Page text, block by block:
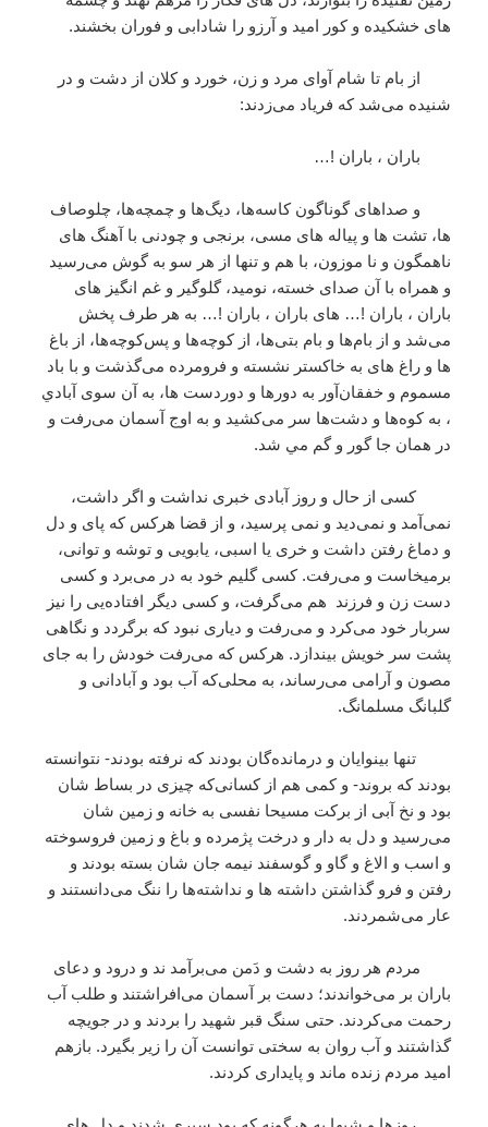
های خشكيده و كور اميد و آرزو را شادابی و فوران بخشند.
از بام تا شام آوای مرد و زن، خورد و كلان از دشت و در
شنيده می‌شد كه فرياد می‌زدند:
باران ، باران !…
و صداهای گوناگون كاسه‌ها، ديگ‌ها و چمچه‌ها، چلوصاف
ها، تشت ها و پياله های مسی، برنجی و چودنی با آهنگ های
ناهمگون و نا موزون، با هم و تنها از هر سو به گوش می‌رسيد
و همراه با آن صدای خسته، نوميد، گلوگير و غم انگيز های
باران ، باران !… های باران ، باران !… به هر طرف پخش
می‌شد و از بام‌ها و بام بتی‌ها، از كوچه‌ها و پس‌كوچه‌ها، از باغ
ها و راغ های به خاكستر نشسته و فرومرده می‌گذشت و با باد
مسموم و خفقان‌آور به دورها و دوردست ها، به آن سوی آبادي
، به كوه‌ها و دشت‌ها سر می‌كشيد و به اوج آسمان می‌رفت و
در همان جا گور و گم مي شد.
كسی از حال و روز آبادی خبری نداشت و اگر داشت،
نمی‌آمد و نمی‌ديد و نمی پرسيد، و از قضا هركس كه پای و دل
و دماغ رفتن داشت و خری يا اسبی، يابويی و توشه و توانی،
برميخاست و می‌رفت. كسی گليم خود به در می‌برد و كسی
دست زن و فرزند هم می‌گرفت، و كسی ديگر افتاده‌یی را نيز
سربار خود می‌كرد و می‌رفت و دياری نبود كه برگردد و نگاهی
پشت سر خويش بيندازد. هركس كه می‌رفت خودش را به جای
مصون و آرامی می‌رساند، به محلی‌كه آب بود و آبادانی و
گلبانگ مسلمانگ.
تنها بينوايان و درمانده‌گان بودند كه نرفته بودند- نتوانسته
بودند كه بروند- و كمی هم از كسانی‌كه چيزی در بساط شان
بود و نخ آبی از بركت مسيحا نفسی به خانه و زمين شان
می‌رسيد و دل به دار و درخت پژمرده و باغ و زمين فروسوخته
و اسب و الاغ و گاو و گوسفند نيمه جان شان بسته بودند و
رفتن و فرو گذاشتن داشته ها و نداشته‌ها را ننگ می‌دانستند و
عار می‌شمردند.
مردم هر روز به دشت و دَمن می‌برآمد ند و درود و دعای
باران بر می‌خواندند؛ دست بر آسمان می‌افراشتند و طلب آب
رحمت می‌كردند. حتی سنگ قبر شهيد را بردند و در جويچه
گذاشتند و آب روان به سختی توانست آن را زير بگيرد. بازهم
اميد مردم زنده ماند و پايداری كردند.